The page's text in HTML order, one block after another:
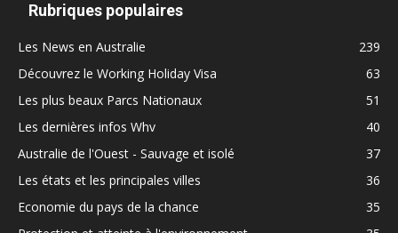
Rubriques populaires
Les News en Australie
239
Découvrez le Working Holiday Visa
63
Les plus beaux Parcs Nationaux
51
Les dernières infos Whv
40
Australie de l'Ouest - Sauvage et isolé
37
Les états et les principales villes
36
Economie du pays de la chance
35